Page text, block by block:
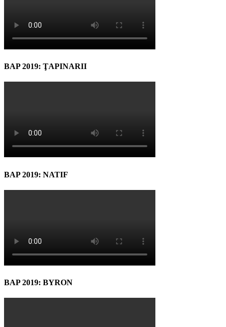
BAP 2019: ŢAPINARII
BAP 2019: NATIF
BAP 2019: BYRON